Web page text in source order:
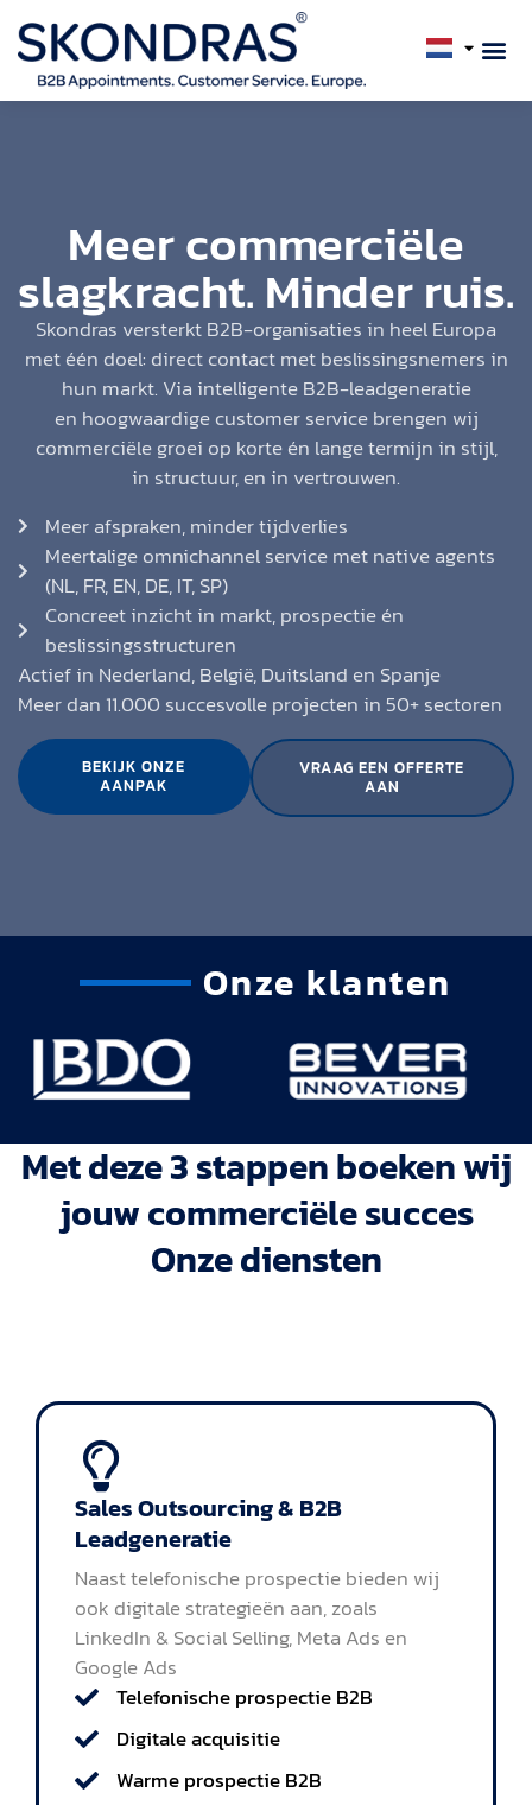
Meer commerciële
slagkracht. Minder ruis.
Skondras versterkt B2B-organisaties in heel Europa
met één doel: direct contact met beslissingsnemers in
hun markt. Via intelligente B2B-leadgeneratie
en hoogwaardige customer service brengen wij
commerciële groei op korte én lange termijn in stijl,
in structuur, en in vertrouwen.
Meer afspraken, minder tijdverlies
Meertalige omnichannel service met native agents
(NL, FR, EN, DE, IT, SP)
Concreet inzicht in markt, prospectie én
beslissingsstructuren
Actief in Nederland, België, Duitsland en Spanje
Meer dan 11.000 succesvolle projecten in 50+ sectoren
BEKIJK ONZE
AANPAK
VRAAG EEN OFFERTE
AAN
Onze klanten
Met deze 3 stappen boeken wij
jouw commerciële succes
Onze diensten
Sales Outsourcing & B2B
Leadgeneratie
Naast telefonische prospectie bieden wij
ook digitale strategieën aan, zoals
LinkedIn & Social Selling, Meta Ads en
Google Ads
Telefonische prospectie B2B
Digitale acquisitie
Warme prospectie B2B